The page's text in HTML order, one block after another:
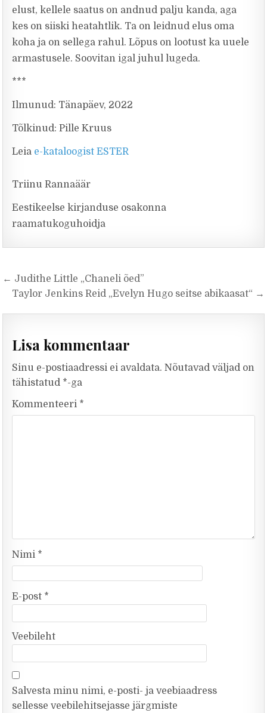
elust, kellele saatus on andnud palju kanda, aga
kes on siiski heatahtlik. Ta on leidnud elus oma
koha ja on sellega rahul. Lõpus on lootust ka uuele
armastusele. Soovitan igal juhul lugeda.
***
Ilmunud: Tänapäev, 2022
Tõlkinud: Pille Kruus
Leia e-kataloogist ESTER
Triinu Rannaäär
Eestikeelse kirjanduse osakonna
raamatukoguhoidja
Navigeerimine
← Judithe Little „Chaneli õed”
Taylor Jenkins Reid „Evelyn Hugo seitse abikaasat“ →
Lisa kommentaar
Sinu e-postiaadressi ei avaldata. Nõutavad väljad on
tähistatud *-ga
Kommenteeri *
Nimi *
E-post *
Veebileht
Salvesta minu nimi, e-posti- ja veebiaadress
sellesse veebilehitsejasse järgmiste